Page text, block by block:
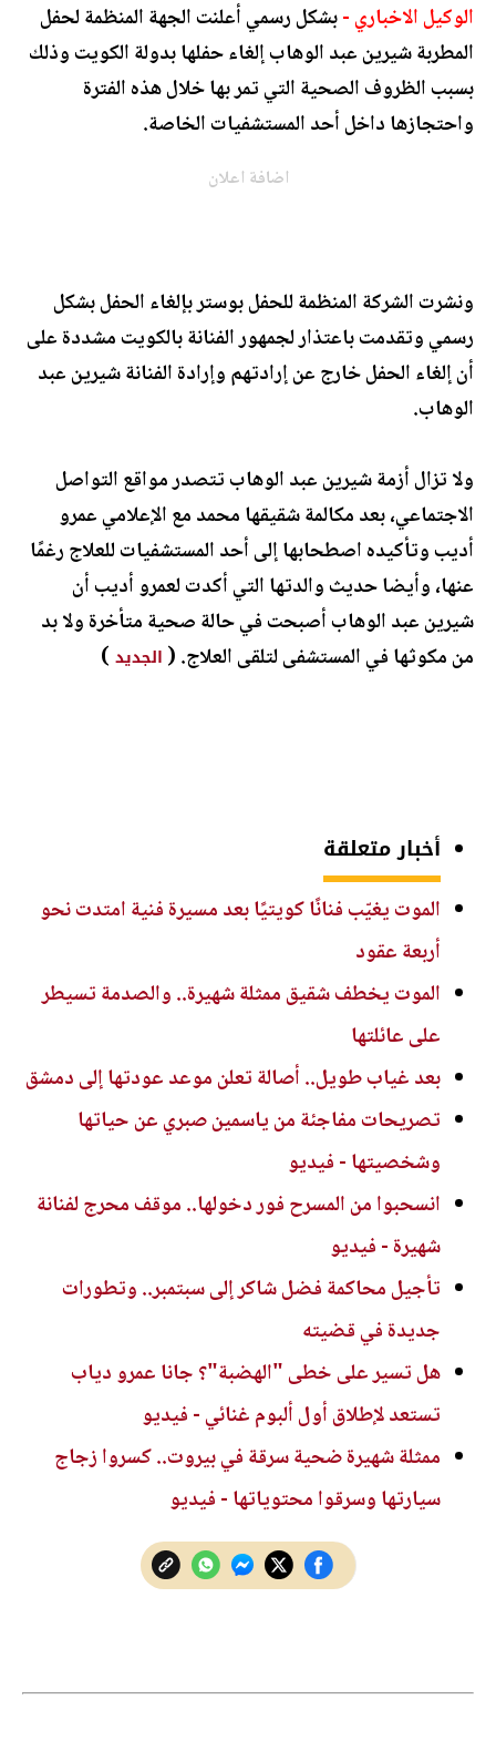
الوكيل الاخباري -بشكل رسمي أعلنت الجهة المنظمة لحفل
المطربة شيرين عبد الوهاب إلغاء حفلها بدولة الكويت وذلك
بسبب الظروف الصحية التي تمر بها خلال هذه الفترة
واحتجازها داخل أحد المستشفيات الخاصة.
اضافة اعلان
ونشرت الشركة المنظمة للحفل بوستر بإلغاء الحفل بشكل
رسمي وتقدمت باعتذار لجمهور الفنانة بالكويت مشددة على
أن إلغاء الحفل خارج عن إرادتهم وإرادة الفنانة شيرين عبد
الوهاب.
ولا تزال أزمة شيرين عبد الوهاب تتصدر مواقع التواصل
الاجتماعي، بعد مكالمة شقيقها محمد مع الإعلامي عمرو
أديب وتأكيده اصطحابها إلى أحد المستشفيات للعلاج رغمًا
عنها، وأيضا حديث والدتها التي أكدت لعمرو أديب أن
شيرين عبد الوهاب أصبحت في حالة صحية متأخرة ولا بد
من مكوثها في المستشفى لتلقى العلاج. ( الجديد )
أخبار متعلقة
الموت يغيّب فنانًا كويتيًا بعد مسيرة فنية امتدت نحو
أربعة عقود
الموت يخطف شقيق ممثلة شهيرة.. والصدمة تسيطر
على عائلتها
بعد غياب طويل.. أصالة تعلن موعد عودتها إلى دمشق
تصريحات مفاجئة من ياسمين صبري عن حياتها
وشخصيتها - فيديو
انسحبوا من المسرح فور دخولها.. موقف محرج لفنانة
شهيرة - فيديو
تأجيل محاكمة فضل شاكر إلى سبتمبر.. وتطورات
جديدة في قضيته
هل تسير على خطى "الهضبة"؟ جانا عمرو دياب
تستعد لإطلاق أول ألبوم غنائي - فيديو
ممثلة شهيرة ضحية سرقة في بيروت.. كسروا زجاج
سيارتها وسرقوا محتوياتها - فيديو